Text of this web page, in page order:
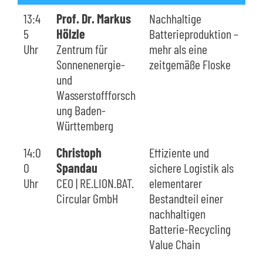
13:4
5
Uhr
Prof. Dr. Markus
Hölzle
Zentrum für
Sonnenenergie-
und
Wasserstoffforsch
ung Baden-
Württemberg
Nachhaltige
Batterieproduktion –
mehr als eine
zeitgemäße Floske
14:0
0
Uhr
Christoph
Spandau
CEO | RE.LION.BAT.
Circular GmbH
Effiziente und
sichere Logistik als
elementarer
Bestandteil einer
nachhaltigen
Batterie-Recycling
Value Chain